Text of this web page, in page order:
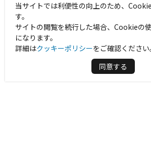
当サイトでは利便性の向上のため、
す。
サイトの閲覧を続行した場合、Cookieの
になります。
詳細はクッキーポリシーをご確認ください
同意する